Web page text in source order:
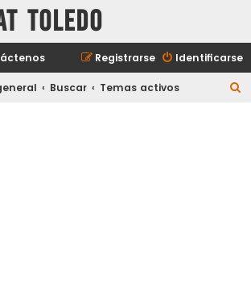
Toledo
Identificarse
Registrarse
Buscar Temas activos